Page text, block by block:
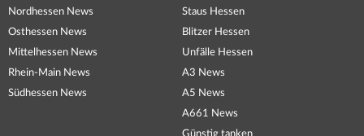
Nordhessen News
Osthessen News
Mittelhessen News
Rhein-Main News
Südhessen News
Staus Hessen
Blitzer Hessen
Unfälle Hessen
A3 News
A5 News
A661 News
Günstig tanken